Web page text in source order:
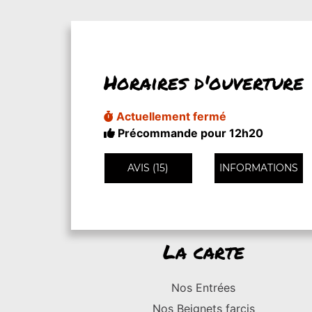
Horaires d'ouverture
Actuellement fermé
Précommande pour 12h20
AVIS (15) INFORMATIONS
La carte
Nos Entrées
Nos Beignets farcis